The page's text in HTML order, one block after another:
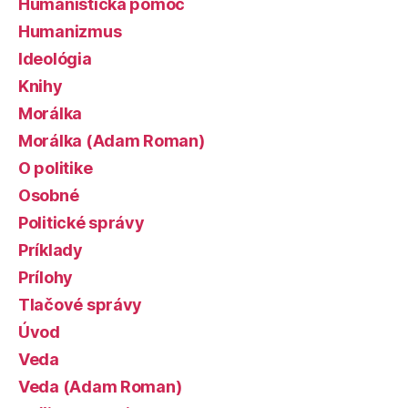
Humanistická pomoc
Humanizmus
Ideológia
Knihy
Morálka
Morálka (Adam Roman)
O politike
Osobné
Politické správy
Príklady
Prílohy
Tlačové správy
Úvod
Veda
Veda (Adam Roman)